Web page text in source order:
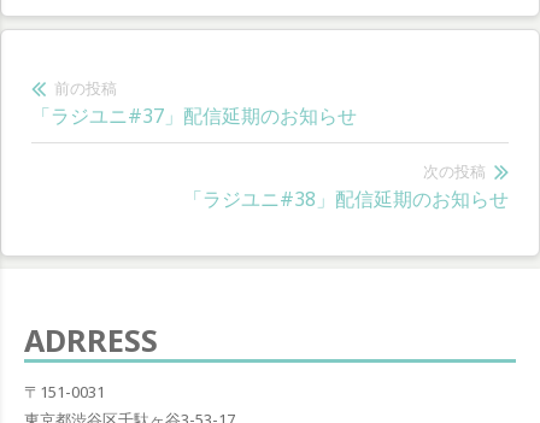
投
稿
ゲ
シ
ョ
前の投稿
前
の
「ラジユニ#37」配信延期のお知らせ
次の投稿
次
投
「ラジユニ#38」配信延期のお知らせ
ADRRESS
〒151-0031